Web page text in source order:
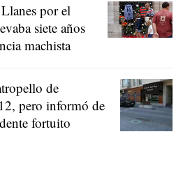
por el
siete años
machista
de
pero informó de
fortuito